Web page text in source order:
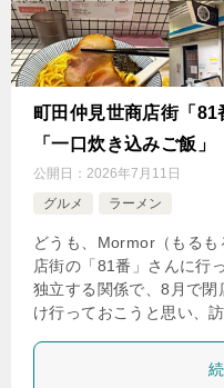
町田仲見世商店街「
「一口炊き込みご飯」
公開日： 2026年7月11日
グルメ
ラーメン
どうも、Mormor（もる
店街の「81番」さんに行
独立する関係で、8月で
け行っておこうと思い、